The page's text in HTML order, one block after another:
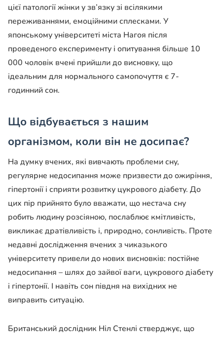
цієї патології жінки у зв’язку зі всілякими
переживаннями, емоційними сплесками. У
японському університеті міста Нагоя після
проведеного експерименту і опитування більше 10
000 чоловік вчені прийшли до висновку, що
ідеальним для нормального самопочуття є 7-
годинний сон.
Що відбувається з нашим
організмом, коли він не досипає?
На думку вчених, які вивчають проблеми сну,
регулярне недосипання може призвести до ожиріння,
гіпертонії і сприяти розвитку цукрового діабету. До
цих пір прийнято було вважати, що нестача сну
робить людину розсіяною, послаблює кмітливість,
викликає дратівливість і, природно, сонливість. Проте
недавні дослідження вчених з чиказького
університету привели до нових висновків: постійне
недосипання – шлях до зайвої ваги, цукрового діабету
і гіпертонії. І навіть сон півдня на вихідних не
виправить ситуацію.
Британський дослідник Ніл Стенлі стверджує, що